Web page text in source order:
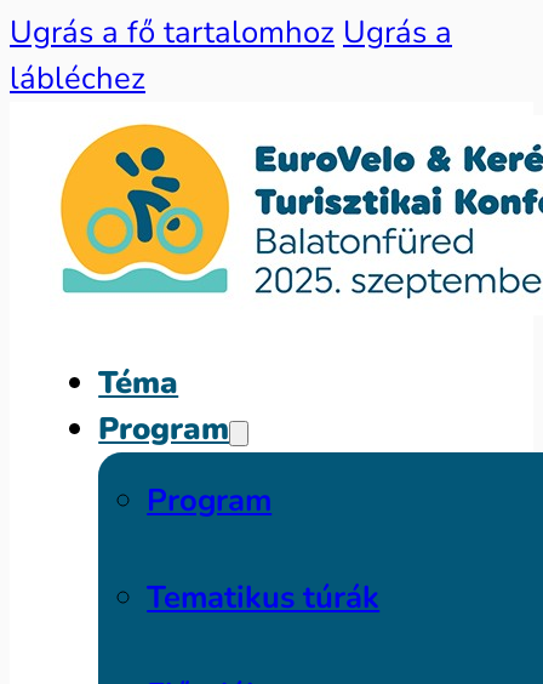
Ugrás a fő tartalomhoz Ugrás a
lábléchez
Téma
Program
Program
Tematikus túrák